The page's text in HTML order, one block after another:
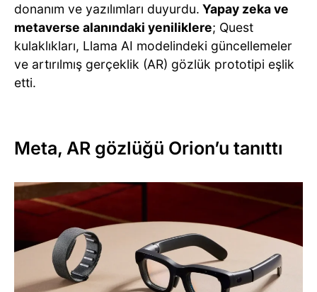
donanım ve yazılımları duyurdu. Yapay zeka ve
metaverse alanındaki yeniliklere; Quest
kulaklıkları, Llama AI modelindeki güncellemeler
ve artırılmış gerçeklik (AR) gözlük prototipi eşlik
etti.
Meta, AR gözlüğü Orion’u tanıttı